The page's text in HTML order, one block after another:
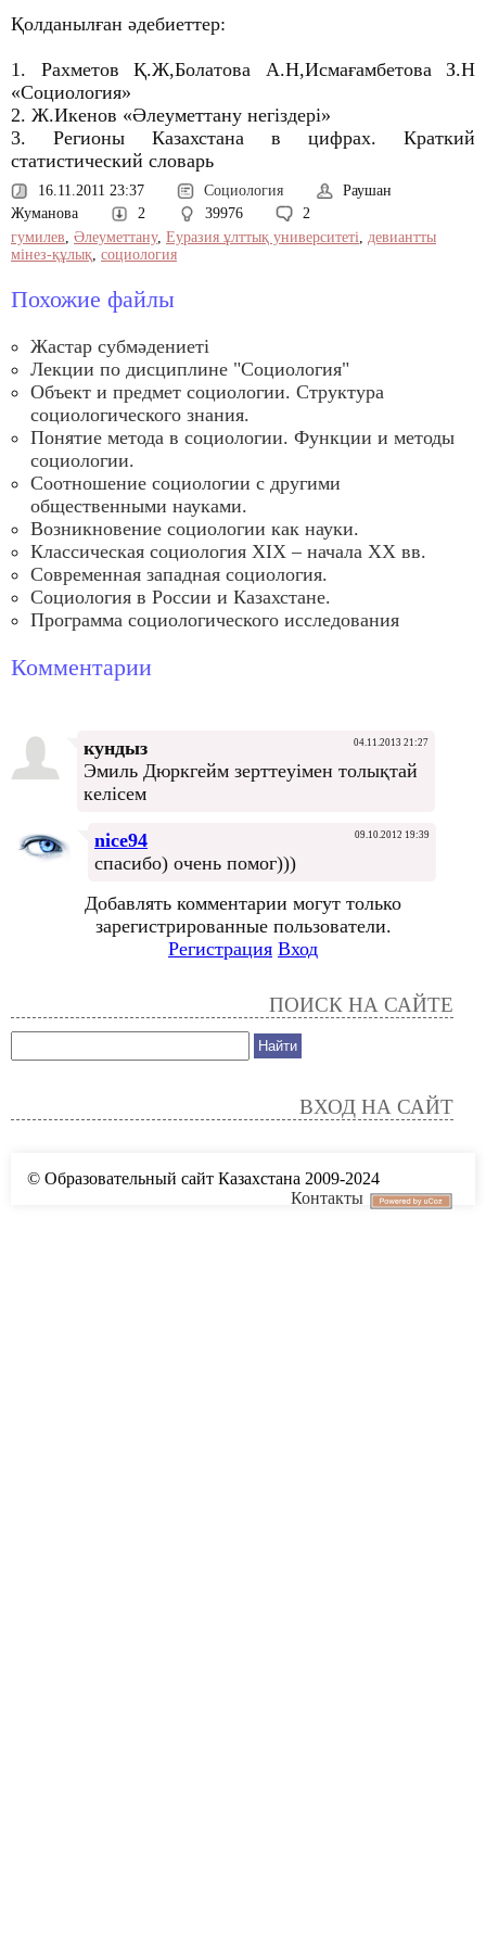
Қолданылған әдебиеттер:
1. Рахметов Қ.Ж,Болатова А.Н,Исмағамбетова З.Н
«Социология»
2. Ж.Икенов «Әлеуметтану негіздері»
3. Регионы Казахстана в цифрах. Краткий
статистический словарь
16.11.2011 23:37 Социология
Раушан
Жуманова
2 39976
2
гумилев, Әлеуметтану, Еуразия ұлттық университеті, девиантты
мінез-құлық, социология
Похожие файлы
Жастар субмәдениеті
Лекции по дисциплине "Социология"
Объект и предмет социологии. Структура
социологического знания.
Понятие метода в социологии. Функции и методы
социологии.
Соотношение социологии с другими
общественными науками.
Возникновение социологии как науки.
Классическая социология ХIХ – начала XX вв.
Современная западная социология.
Социология в России и Казахстане.
Программа социологического исследования
Комментарии
кундыз 04.11.2013 21:27
Эмиль Дюркгейм зерттеуімен толықтай
келісем
nice94 09.10.2012 19:39
спасибо) очень помог)))
Добавлять комментарии могут только
зарегистрированные пользователи.
Регистрация Вход
ПОИСК НА САЙТЕ
ВХОД НА САЙТ
© Образовательный сайт Казахстана 2009-2024
Контакты